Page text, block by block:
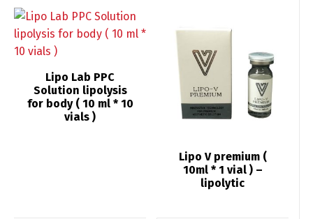
Lipo Lab PPC
Solution lipolysis
for body ( 10 ml * 10
vials )
Lipo V premium (
10ml * 1 vial ) –
lipolytic